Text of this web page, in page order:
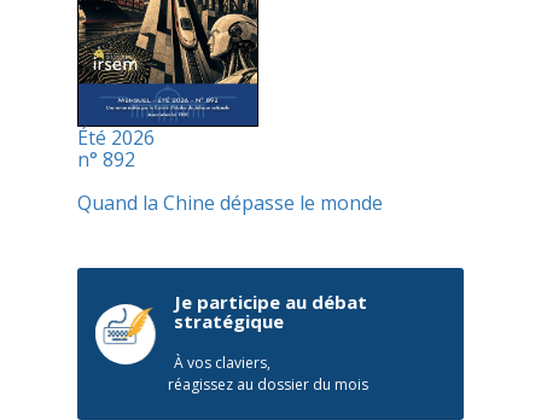
Été 2026
n° 892
Quand la Chine dépasse le monde
Je participe au débat
stratégique
À vos claviers,
réagissez au dossier du mois